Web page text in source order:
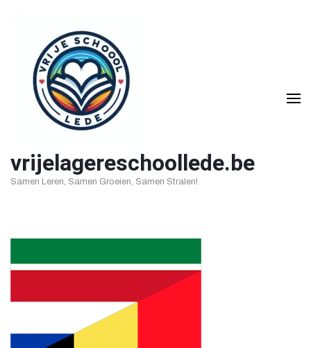
inhoud
vrijelagereschoollede.be
Samen Leren, Samen Groeien, Samen Stralen!